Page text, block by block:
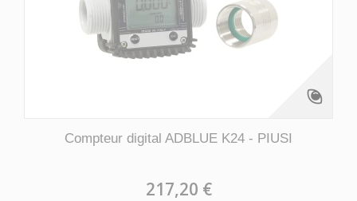
Compteur digital ADBLUE K24 - PIUSI
217,20 €